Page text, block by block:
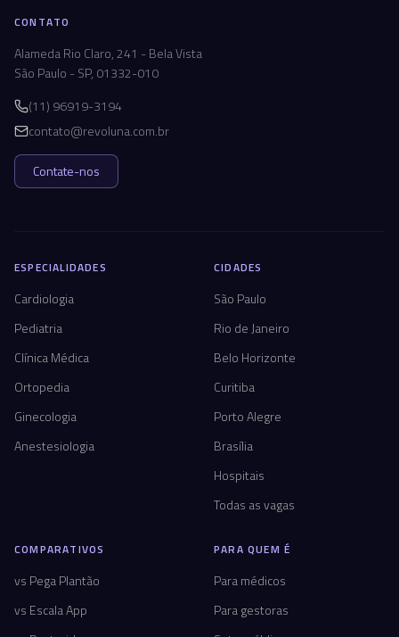
CONTATO
Alameda Rio Claro, 241 - Bela Vista
São Paulo - SP, 01332-010
(11) 96919-3194
contato@revoluna.com.br
Contate-nos
ESPECIALIDADES
Cardiologia
Pediatria
Clínica Médica
Ortopedia
Ginecologia
Anestesiologia
CIDADES
São Paulo
Rio de Janeiro
Belo Horizonte
Curitiba
Porto Alegre
Brasília
Hospitais
Todas as vagas
COMPARATIVOS
vs Pega Plantão
vs Escala App
PARA QUEM É
Para médicos
Para gestoras